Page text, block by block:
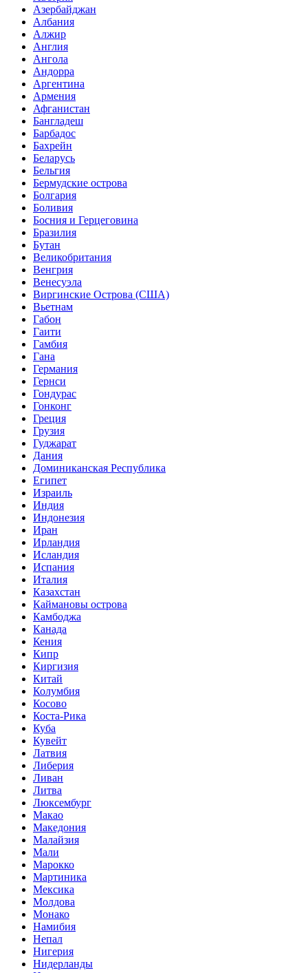
Азербайджан
Албания
Алжир
Англия
Ангола
Андорра
Аргентина
Армения
Афганистан
Бангладеш
Барбадос
Бахрейн
Беларусь
Бельгия
Бермудские острова
Болгария
Боливия
Босния и Герцеговина
Бразилия
Бутан
Великобритания
Венгрия
Венесуэла
Виргинские Острова (США)
Вьетнам
Габон
Гаити
Гамбия
Гана
Германия
Гернси
Гондурас
Гонконг
Греция
Грузия
Гуджарат
Дания
Доминиканская Республика
Египет
Израиль
Индия
Индонезия
Иран
Ирландия
Исландия
Испания
Италия
Казахстан
Каймановы острова
Камбоджа
Канада
Кения
Кипр
Киргизия
Китай
Колумбия
Косово
Коста-Рика
Куба
Кувейт
Латвия
Либерия
Ливан
Литва
Люксембург
Макао
Македония
Малайзия
Мали
Марокко
Мартиника
Мексика
Молдова
Монако
Намибия
Непал
Нигерия
Нидерланды